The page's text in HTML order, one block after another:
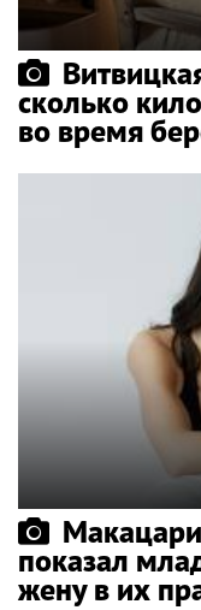
сколько
во время
показал
жену в их